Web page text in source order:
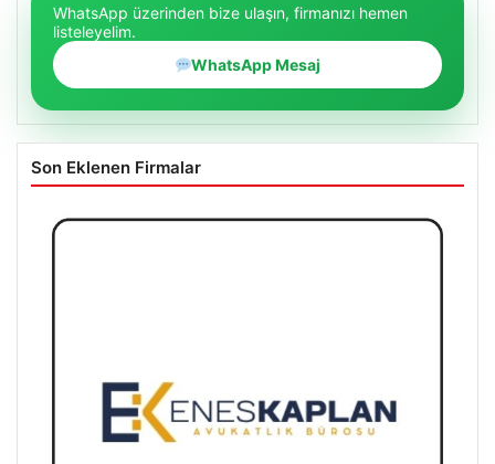
WhatsApp üzerinden bize ulaşın, firmanızı hemen
listeleyelim.
WhatsApp Mesaj
Son Eklenen Firmalar